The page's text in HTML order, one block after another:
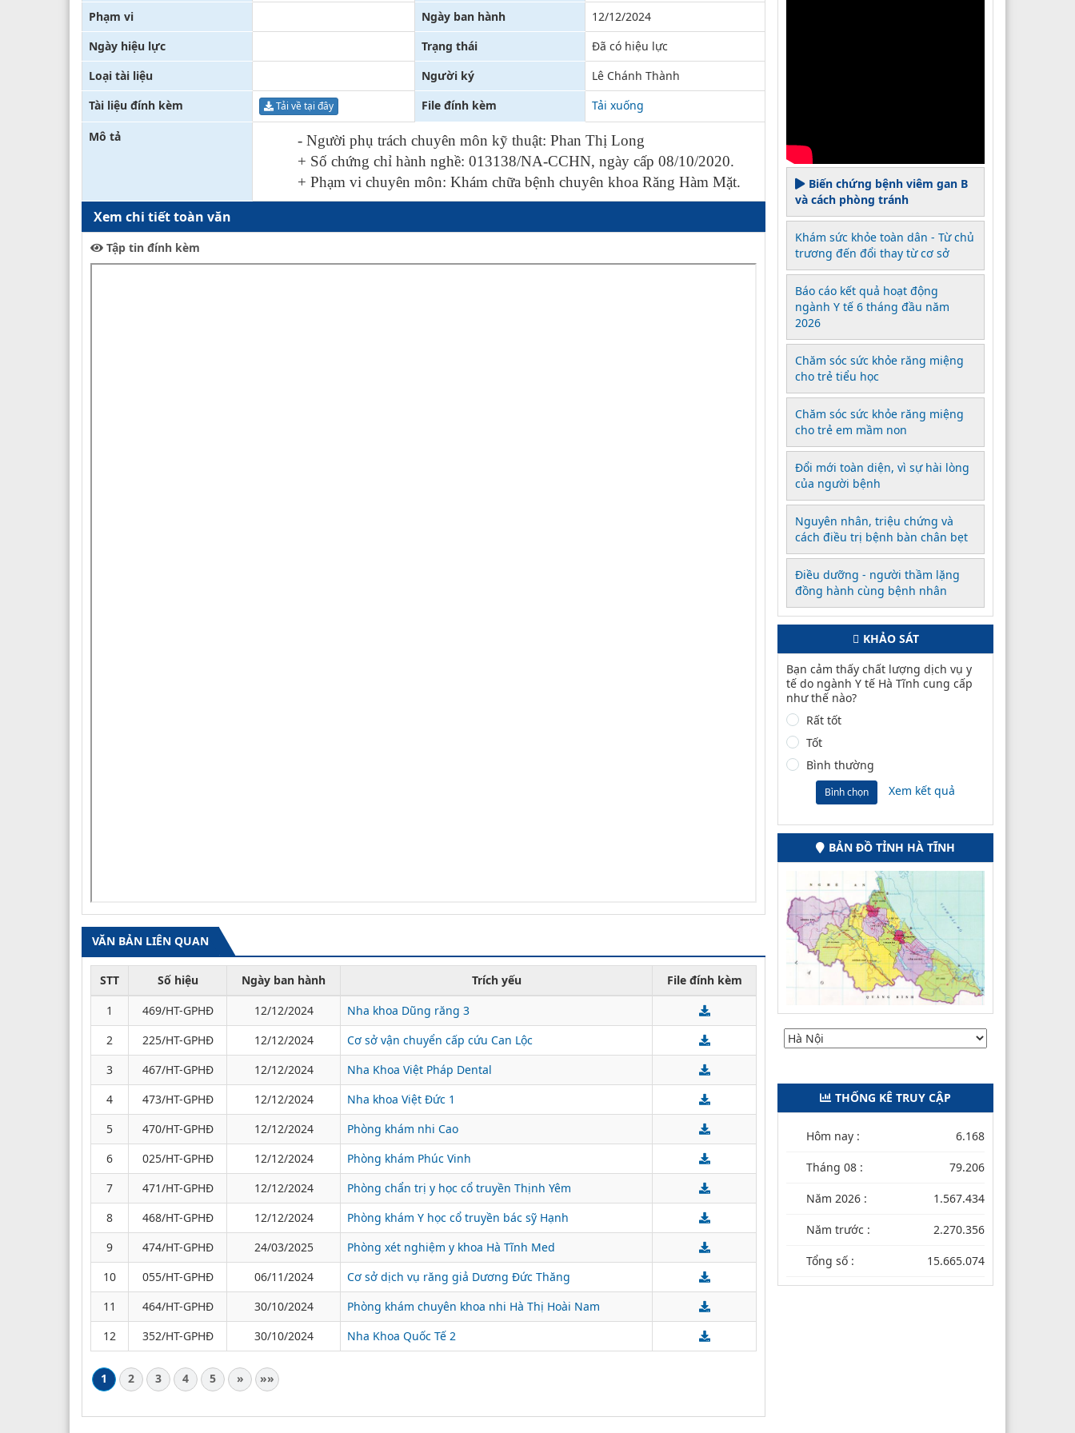
Khác
Xử lý kiến nghị - Khiếu nại tố cáo
Phạm vi
Ngày ban hành
12/12/2024
Ngày hiệu lực
Trạng thái
Đã có hiệu lực
Loại tài liệu
Người ký
Lê Chánh Thành
Tài liệu đính kèm
Tải về tại đây File đính kèm Tải xuống
Mô tả - Người phụ trách chuyên môn kỹ thuật: Phan Thị Long
+ Số chứng chỉ hành nghề: 013138/NA-CCHN, ngày cấp 08/10/2020.
+ Phạm vi chuyên môn: Khám chữa bệnh chuyên khoa Răng Hàm Mặt.
Xem chi tiết toàn văn
Tập tin đính kèm
VĂN BẢN LIÊN QUAN
STT Số hiệu Ngày ban hành Trích yếu
File đính kèm
1
469/HT-GPHĐ 12/12/2024
Nha khoa Dũng răng 3
2
225/HT-GPHĐ 12/12/2024
Cơ sở vận chuyển cấp cứu Can Lộc
3
467/HT-GPHĐ 12/12/2024
Nha Khoa Việt Pháp Dental
4
473/HT-GPHĐ 12/12/2024
Nha khoa Việt Đức 1
5
470/HT-GPHĐ 12/12/2024
Phòng khám nhi Cao
6
025/HT-GPHĐ 12/12/2024
Phòng khám Phúc Vinh
7
471/HT-GPHĐ 12/12/2024
Phòng chẩn trị y học cổ truyền Thịnh Yêm
8
468/HT-GPHĐ 12/12/2024
Phòng khám Y học cổ truyền bác sỹ Hạnh
9
474/HT-GPHĐ 24/03/2025
Phòng xét nghiệm y khoa Hà Tĩnh Med
10
055/HT-GPHĐ 06/11/2024
Cơ sở dịch vụ răng giả Dương Đức Thăng
11
464/HT-GPHĐ 30/10/2024
Phòng khám chuyên khoa nhi Hà Thị Hoài Nam
12
352/HT-GPHĐ 30/10/2024 Nha Khoa Quốc Tế 2
1 2 3 4 5 » »»
Biến chứng bệnh viêm gan B
và cách phòng tránh
Khám sức khỏe toàn dân - Từ chủ
trương đến đổi thay từ cơ sở
Báo cáo kết quả hoạt động
ngành Y tế 6 tháng đầu năm
2026
Chăm sóc sức khỏe răng miệng
cho trẻ tiểu học
Chăm sóc sức khỏe răng miệng
cho trẻ em mầm non
Đổi mới toàn diện, vì sự hài lòng
của người bệnh
Nguyên nhân, triệu chứng và
cách điều trị bệnh bàn chân bẹt
Điều dưỡng - người thầm lặng
đồng hành cùng bệnh nhân
KHẢO SÁT
Bạn cảm thấy chất lượng dịch vụ y
tế do ngành Y tế Hà Tĩnh cung cấp
như thế nào?
Rất tốt
Tốt
Bình thường
Bình chọn Xem kết quả
BẢN ĐỒ TỈNH HÀ TĨNH
THỐNG KÊ TRUY CẬP
Hôm nay : 6.168
Tháng 08 : 79.206
Năm 2026 : 1.567.434
Năm trước : 2.270.356
Tổng số : 15.665.074